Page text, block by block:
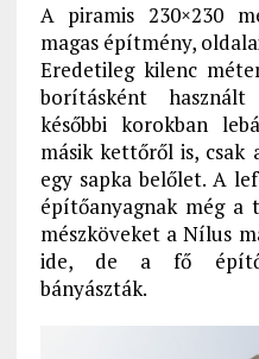
A piramis 230×230
magas építmény,
Eredetileg kilenc
borításként
későbbi korokban
másik kettőről is, csak
egy sapka belőlet. A
építőanyagnak még a
mészköveket a Nílus
ide, de a fő
bányászták.